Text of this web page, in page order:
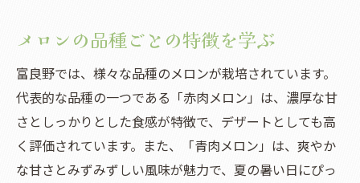
最高のメロンを味わうためのベストシーズ
ン
メロンを楽しむだけじゃない！富良野市での観
光と食の旅
メロンに合う地元食材を探し求める
富良野で体験する食の冒険
メロンの品種ごとの特徴を学ぶ
富良野では、様々な品種のメロンが栽培されています。
代表的な品種の一つである「赤肉メロン」は、濃厚な甘
さとしっかりとした食感が特徴で、デザートとしても高
く評価されています。また、「青肉メロン」は、爽やか
な甘さとみずみずしい風味が魅力で、夏の暑い日にぴっ